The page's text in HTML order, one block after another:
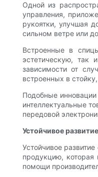
Одной из
управления,
рукоятки, улучшая
сильном ветре или
Встроенные в
эстетическую, так
зависимости от
встроенных в
Подобные инновации
интеллектуальные
передовой
Устойчивое
Устойчивое
продукцию, которая
помощи